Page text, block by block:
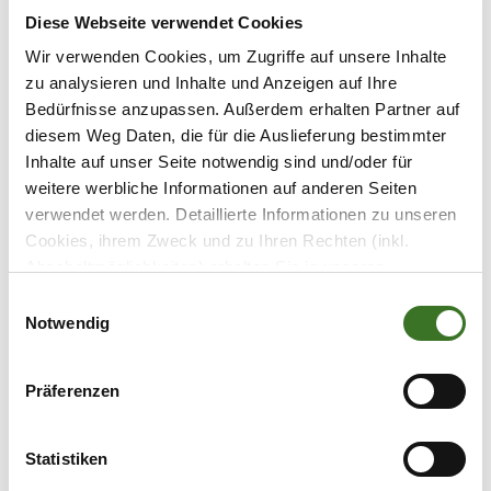
Diese Webseite verwendet Cookies
Wir verwenden Cookies, um Zugriffe auf unsere Inhalte
zu analysieren und Inhalte und Anzeigen auf Ihre
Bedürfnisse anzupassen. Außerdem erhalten Partner auf
diesem Weg Daten, die für die Auslieferung bestimmter
Inhalte auf unser Seite notwendig sind und/oder für
weitere werbliche Informationen auf anderen Seiten
verwendet werden. Detaillierte Informationen zu unseren
Cookies, ihrem Zweck und zu Ihren Rechten (inkl.
Mithilfe des Browser-Add-ons zur Deaktivierung von
Google Analytics-JavaScript (ga.js, analytics.js, dc.js)
können Website-Besucher verhindern, dass Google
Analytics deaktivieren möchten, laden Sie das Add-on
für Ihren Webbrowser herunter und installieren Sie
Notwendig
Präferenzen
Statistiken
Freundschaften
Bildschirmen geprägt. Sportlich Aktiv,